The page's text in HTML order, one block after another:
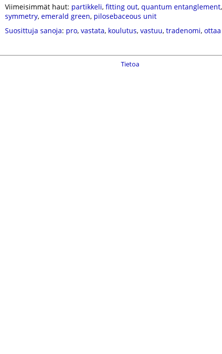
Viimeisimmät haut: partikkeli, fitting out, quantum entanglement
symmetry, emerald green, pilosebaceous unit
Suosittuja sanoja: pro, vastata, koulutus, vastuu, tradenomi, ottaa
Tietoa